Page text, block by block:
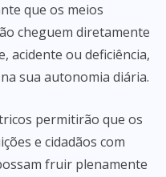
que os meios
cheguem diretamente
acidente ou deficiência,
sua autonomia diária.
permitirão que os
e cidadãos com
fruir plenamente